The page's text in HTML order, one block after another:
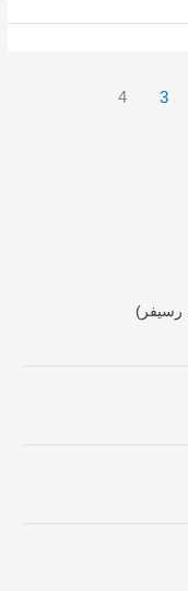
3
4